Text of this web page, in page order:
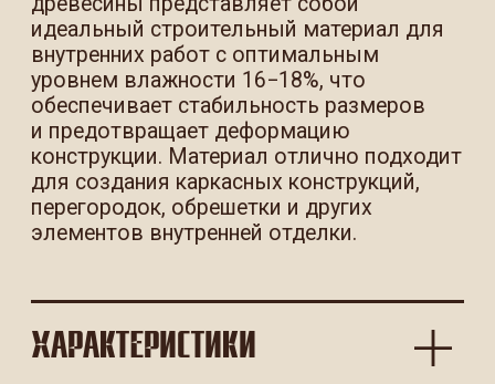
ОСТАЛИСЬ ВОПРОСЫ ИЛИ
НУЖНА ПОМОЩЬ
С ВЫБОРОМ МАТЕРИАЛОВ?
Пожалуйста, оставьте свои контактные
данные в форме ниже — мы перезвоним Вам
в ближайшее время, с радостью ответим
на все вопросы и поможем оформить заказ.
Нажимая кнопку, вы даете согласие
на обработку персональных данных
и соглашаетесь с политикой